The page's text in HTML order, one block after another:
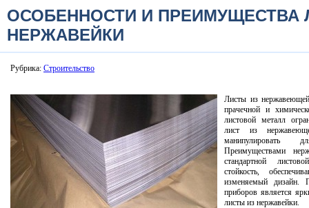
ОСОБЕННОСТИ И ПРЕИМУЩЕСТВА
НЕРЖАВЕЙКИ
Рубрика: Строительство
Листы из
прачечной и
листовой металл
лист из
манипулировать
Преимуществами
стандартной
стойкость,
изменяемый дизайн.
приборов является
листы из нержавейки.